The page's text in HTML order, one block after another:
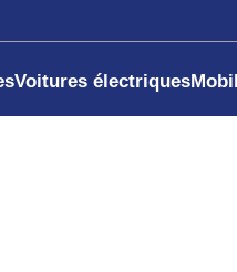
Voitures électriques